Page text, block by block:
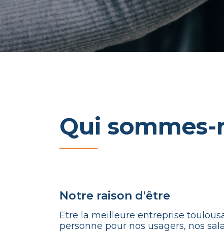
Qui sommes-
Notre raison d'être
Etre la meilleure entreprise
personne pour nos usagers, nos